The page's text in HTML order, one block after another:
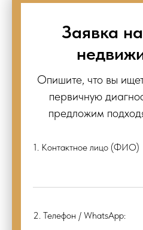
Заявка
Опишите, что вы
первичную
предложим
1. Контактное лицо (ФИО)
2. Телефон / WhatsApp: